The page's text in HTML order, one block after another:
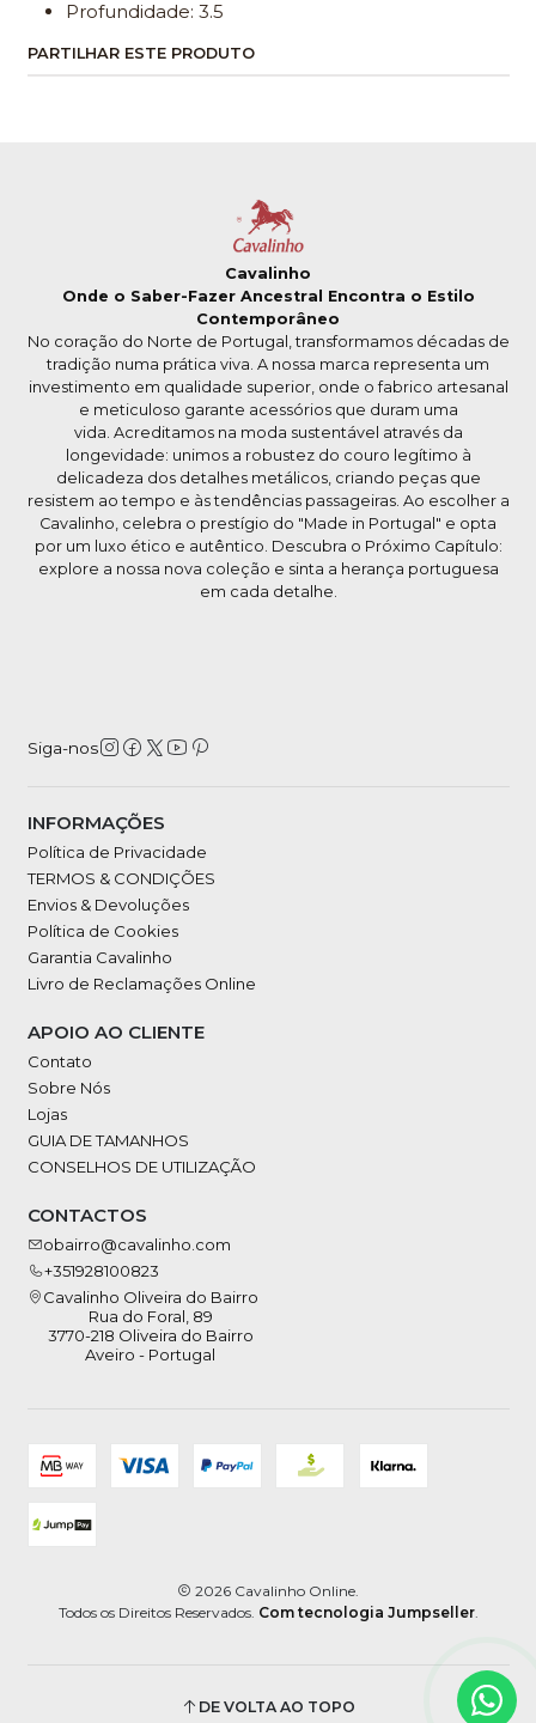
Profundidade: 3.5
PARTILHAR ESTE PRODUTO
Cavalinho
Onde o Saber-Fazer Ancestral Encontra o Estilo
Contemporâneo
No coração do Norte de Portugal, transformamos décadas de
tradição numa prática viva. A nossa marca representa um
investimento em qualidade superior, onde o fabrico artesanal
e meticuloso garante acessórios que duram uma
vida. Acreditamos na moda sustentável através da
longevidade: unimos a robustez do couro legítimo à
delicadeza dos detalhes metálicos, criando peças que
resistem ao tempo e às tendências passageiras. Ao escolher a
Cavalinho, celebra o prestígio do "Made in Portugal" e opta
por um luxo ético e autêntico. Descubra o Próximo Capítulo:
explore a nossa nova coleção e sinta a herança portuguesa
em cada detalhe.
Siga-nos
INFORMAÇÕES
Política de Privacidade
TERMOS & CONDIÇÕES
Envios & Devoluções
Política de Cookies
Garantia Cavalinho
Livro de Reclamações Online
APOIO AO CLIENTE
Contato
Sobre Nós
Lojas
GUIA DE TAMANHOS
CONSELHOS DE UTILIZAÇÃO
CONTACTOS
obairro@cavalinho.com
+351928100823
Cavalinho Oliveira do Bairro
Rua do Foral, 89
3770-218 Oliveira do Bairro
Aveiro - Portugal
2026 Cavalinho Online.
Todos os Direitos Reservados. Com tecnologia Jumpseller.
DE VOLTA AO TOPO